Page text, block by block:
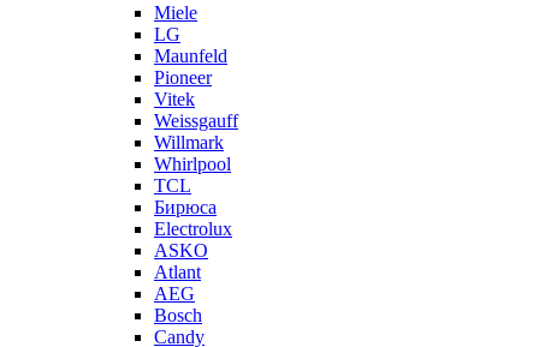
Miele
LG
Maunfeld
Pioneer
Vitek
Weissgauff
Willmark
Whirlpool
TCL
Бирюса
Electrolux
ASKO
Atlant
AEG
Bosch
Candy